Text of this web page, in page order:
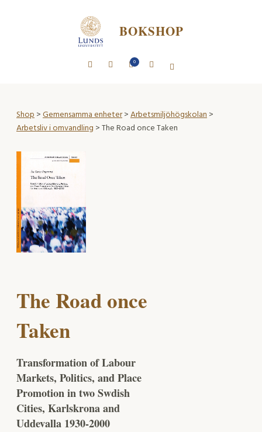
BOKSHOP
0
Shop>Gemensamma enheter>Arbetsmiljöhögskolan>
Arbetsliv i omvandling > The Road once Taken
The Road once
Taken
Transformation of Labour
Markets, Politics, and Place
Promotion in two Swdish
Cities, Karlskrona and
Uddevalla 1930-2000